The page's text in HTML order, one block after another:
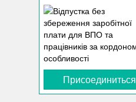
Присоединиться